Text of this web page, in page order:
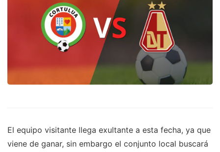
El equipo visitante llega exultante a esta fecha, ya que
viene de ganar, sin embargo el conjunto local buscará